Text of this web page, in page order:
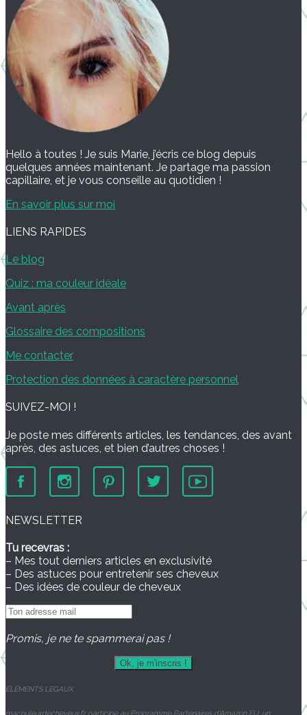
Hello à toutes ! Je suis Marie, j’écris ce blog depuis
quelques années maintenant. Je partage ma passion
capillaire, et je vous conseille au quotidien !
En savoir plus sur moi
LIENS RAPIDES
Le blog
Quiz : ma couleur idéale
Avant après
Glossaire des compositions
Me contacter
Protection des données à caractère personnel
SUIVEZ-MOI !
Je poste mes différents articles, les tendances, des avant
après, des astuces, et bien d’autres choses !
NEWSLETTER
Tu recevras :
– Mes tout derniers articles en exclusivité
– Des astuces pour entretenir ses cheveux
– Des idées de couleur de cheveux
Promis, je ne te spammerai pas !
ÉLÉMENTSLEGAUX
macouleurdecheveux.fr participe au Programme Partenaires d’Amazon EU, un